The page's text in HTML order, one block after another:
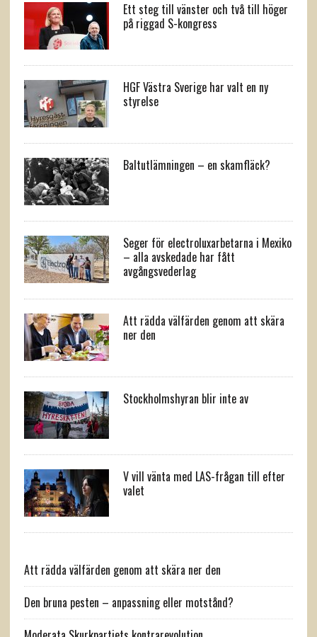
Ett steg till vänster och två till höger
på riggad S-kongress
HGF Västra Sverige har valt en ny
styrelse
Baltutlämningen – en skamfläck?
Seger för electroluxarbetarna i Mexiko
– alla avskedade har fått
avgångsvederlag
Att rädda välfärden genom att skära
ner den
Stockholmshyran blir inte av
V vill vänta med LAS-frågan till efter
valet
Att rädda välfärden genom att skära ner den
Den bruna pesten – anpassning eller motstånd?